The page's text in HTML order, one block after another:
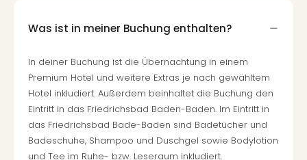
Was ist in meiner Buchung enthalten?
In deiner Buchung ist die Übernachtung in einem
Premium Hotel und weitere Extras je nach gewähltem
Hotel inkludiert. Außerdem beinhaltet die Buchung den
Eintritt in das Friedrichsbad Baden-Baden. Im Eintritt in
das Friedrichsbad Bade-Baden sind Badetücher und
Badeschuhe, Shampoo und Duschgel sowie Bodylotion
und Tee im Ruhe- bzw. Leseraum inkludiert.